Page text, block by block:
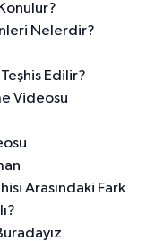
Nelerdir?
Edilir?
Videosu
Arasındaki Fark